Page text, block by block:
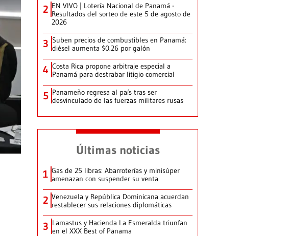
2 EN VIVO | Lotería Nacional de Panamá -
Resultados del sorteo de este 5 de agosto de
2026
3 Suben precios de combustibles en Panamá:
diésel aumenta $0.26 por galón
4 Costa Rica propone arbitraje especial a
Panamá para destrabar litigio comercial
5 Panameño regresa al país tras ser
desvinculado de las fuerzas militares rusas
Últimas noticias
1 Gas de 25 libras: Abarroterías y minisúper
amenazan con suspender su venta
2 Venezuela y República Dominicana acuerdan
restablecer sus relaciones diplomáticas
3 Lamastus y Hacienda La Esmeralda triunfan
en el XXX Best of Panama